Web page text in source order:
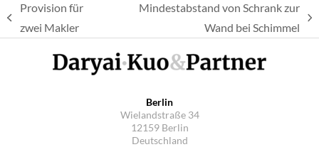
vorheriger
Provision für
zwei Makler
Mindestabstand von Schrank zur
Wand bei Schimmel
Berlin
Wielandstraße 34
12159 Berlin
Deutschland